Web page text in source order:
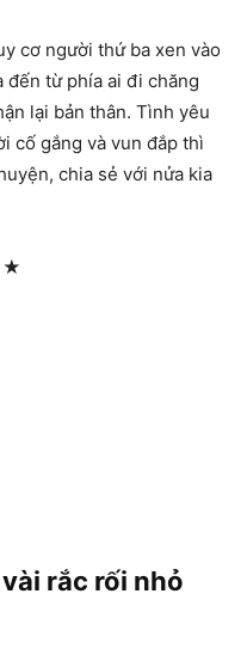
cơ người thứ ba xen vào
đến từ phía ai đi chăng
lại bản thân. Tình yêu
cố gắng và vun đắp thì
chia sẻ với nửa kia
rắc rối nhỏ